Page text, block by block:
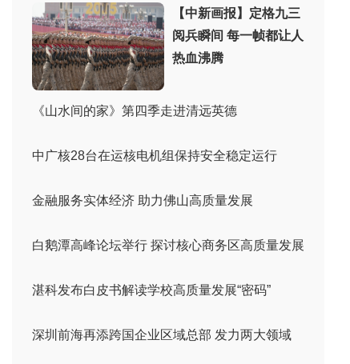
【中新画报】定格九三
阅兵瞬间 每一帧都让人
热血沸腾
《山水间的家》第四季走进清远英德
中广核28台在运核电机组保持安全稳定运行
金融服务实体经济 助力佛山高质量发展
白鹅潭高峰论坛举行 探讨核心商务区高质量发展
湛科发布白皮书解读学校高质量发展“密码”
深圳前海再添跨国企业区域总部 发力两大领域